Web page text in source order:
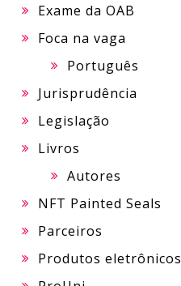
Exame da OAB
Foca na vaga
Português
Jurisprudência
Legislação
Livros
Autores
NFT Painted Seals
Parceiros
Produtos eletrônicos